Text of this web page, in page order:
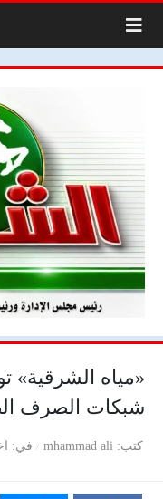
«مياه الشرقية»
شبكات الصرف
كتب mhammad ali في